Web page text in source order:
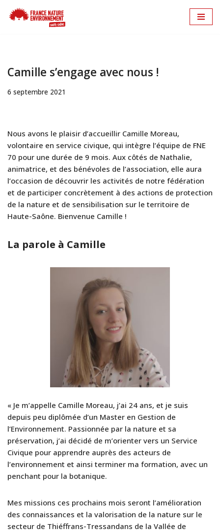
Camille s’engage avec nous !
6 septembre 2021
Nous avons le plaisir d’accueillir Camille Moreau,
volontaire en service civique, qui intègre l’équipe de FNE
70 pour une durée de 9 mois. Aux côtés de Nathalie,
animatrice, et des bénévoles de l’association, elle aura
l’occasion de découvrir les activités de notre fédération
et de participer concrètement à des actions de protection
de la nature et de sensibilisation sur le territoire de
Haute-Saône. Bienvenue Camille !
La parole à Camille
« Je m’appelle Camille Moreau, j’ai 24 ans, et je suis
depuis peu diplômée d’un Master en Gestion de
l’Environnement. Passionnée par la nature et sa
préservation, j’ai décidé de m’orienter vers un Service
Civique pour apprendre auprès des acteurs de
l’environnement et ainsi terminer ma formation, avec un
penchant pour la botanique.
Mes missions ces prochains mois seront l’amélioration
des connaissances et la valorisation de la nature sur le
secteur de Thiéffrans-Tressandans de la Vallée de